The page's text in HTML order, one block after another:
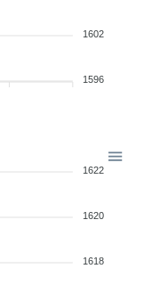
1602
1596
1622
1620
1618